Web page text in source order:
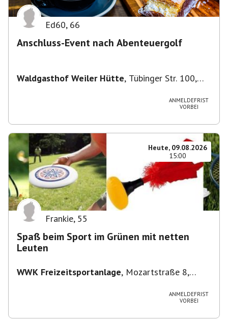
Ed60, 66
Anschluss-Event nach Abenteuergolf
Waldgasthof Weiler Hütte, Tübinger Str. 100,
ANMELDEFRIST
VORBEI
Heute, 09.08.2026
15:00
Frankie, 55
Spaß beim Sport im Grünen mit netten
Leuten
WWK Freizeitsportanlage, Mozartstraße 8,
ANMELDEFRIST
VORBEI